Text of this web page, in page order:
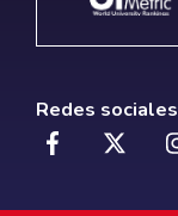
Redes sociales